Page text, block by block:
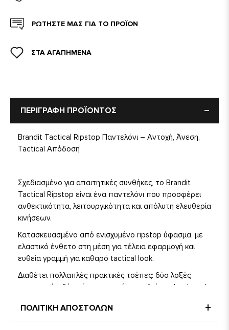
ΣΤΑ ΑΓΑΠΗΜΕΝΑ
ΡΩΤΗΣΤΕ ΜΑΣ ΓΙΑ ΤΟ ΠΡΟΪΟΝ
ΠΕΡΙΓΡΑΦΗ ΠΡΟΪΟΝΤΟΣ
Brandit Tactical Ripstop Παντελόνι – Αντοχή, Άνεση,
Tactical Απόδοση
Σχεδιασμένο για απαιτητικές συνθήκες, το Brandit
Tactical Ripstop είναι ένα παντελόνι που προσφέρει
ανθεκτικότητα, λειτουργικότητα και απόλυτη ελευθερία
κινήσεων.
Κατασκευασμένο από ενισχυμένο ripstop ύφασμα, με
ελαστικό ένθετο στη μέση για τέλεια εφαρμογή και
ευθεία γραμμή για καθαρό tactical look.
Διαθέτει πολλαπλές πρακτικές τσέπες: δύο λοξές
μπροστινές, δύο πίσω με καπάκι και κλείσιμο hook-and-
ΠΟΛΙΤΙΚΗ ΑΠΟΣΤΟΛΩΝ